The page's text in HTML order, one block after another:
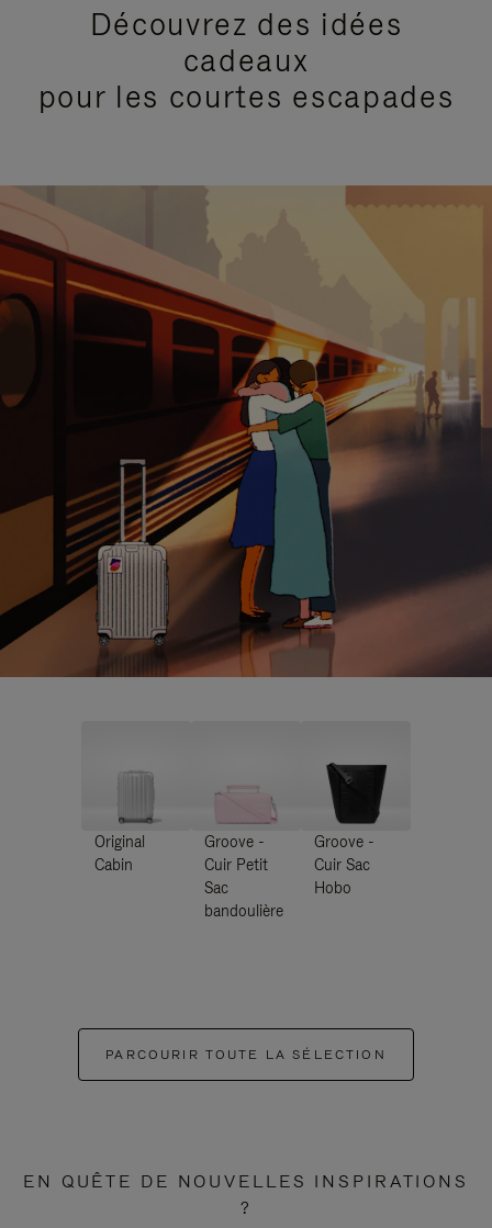
Découvrez des idées
cadeaux
pour les courtes escapades
Original
Cabin
Groove -
Cuir Petit
Sac
bandoulière
Groove -
Cuir Sac
Hobo
PARCOURIR TOUTE LA SÉLECTION
EN QUÊTE DE NOUVELLES INSPIRATIONS
?